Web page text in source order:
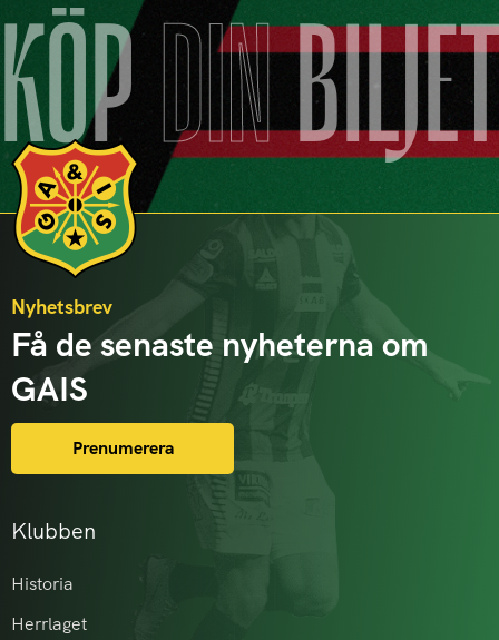
KÖPDIN
Klubben
Historia
Herrlaget
Nyhetsbrev
Få de senaste nyheterna om
GAIS
Prenumerera